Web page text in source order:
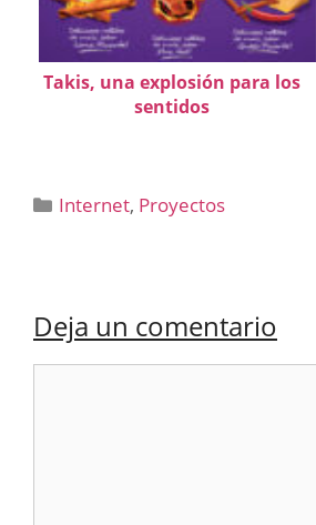
Takis, una explosión para los
sentidos
Categorías
Internet, Proyectos
Deja un comentario